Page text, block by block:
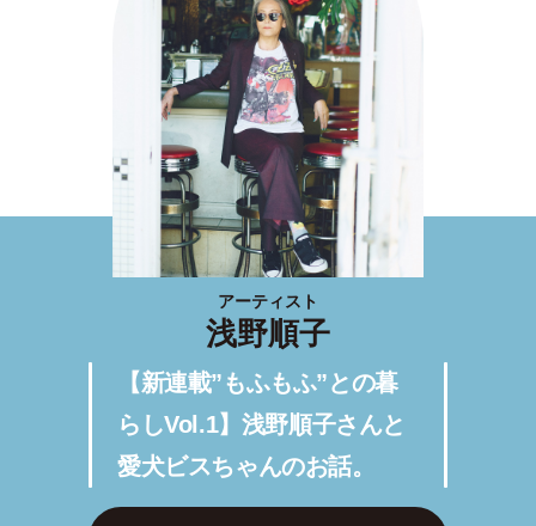
アーティスト
浅野順子
【新連載”もふもふ”との暮
らしVol.1】浅野順子さんと
愛犬ビスちゃんのお話。